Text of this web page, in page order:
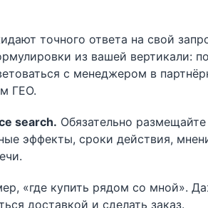
точного ответа на свой
из вашей вертикали:
с менеджером в
ГЕО.
search. Обязательно
эффекты, сроки действия,
«где купить рядом со мной».
доставкой и сделать заказ.